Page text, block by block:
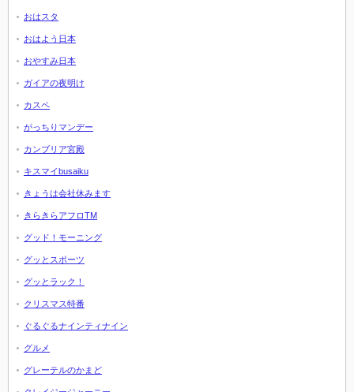
おはスタ
おはよう日本
おやすみ日本
ガイアの夜明け
カスペ
がっちりマンデー
カンブリア宮殿
キスマイbusaiku
きょうは会社休みます
きらきらアフロTM
グッド！モーニング
グッとスポーツ
グッとラック！
クリスマス特番
ぐるぐるナインティナイン
グルメ
グレーテルのかまど